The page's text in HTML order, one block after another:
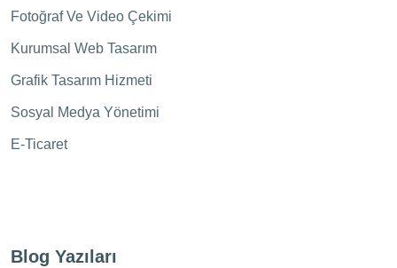
Fotoğraf Ve Video Çekimi
Kurumsal Web Tasarım
Grafik Tasarım Hizmeti
Sosyal Medya Yönetimi
E-Ticaret
Blog Yazıları